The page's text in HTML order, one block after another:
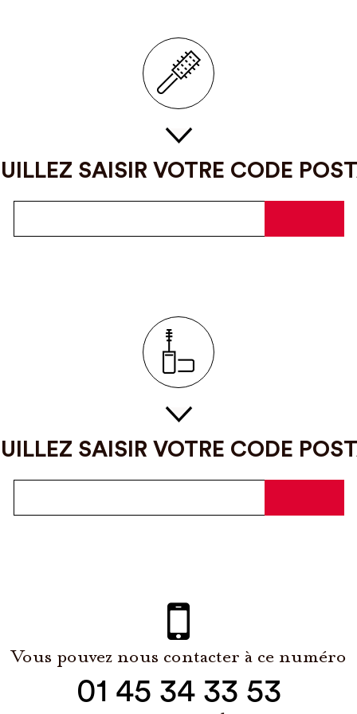
SAISIR VOTRE CODE
SAISIR VOTRE CODE
Vous pouvez nous contacter à ce numéro
01 45 34 33 53